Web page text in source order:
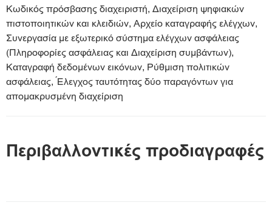
Κωδικός πρόσβασης διαχειριστή, Διαχείριση ψηφιακών
πιστοποιητικών και κλειδιών, Αρχείο καταγραφής ελέγχων,
Συνεργασία με εξωτερικό σύστημα ελέγχων ασφάλειας
(Πληροφορίες ασφάλειας και Διαχείριση συμβάντων),
Καταγραφή δεδομένων εικόνων, Ρύθμιση πολιτικών
ασφάλειας, Έλεγχος ταυτότητας δύο παραγόντων για
απομακρυσμένη διαχείριση
Περιβαλλοντικές προδιαγραφές